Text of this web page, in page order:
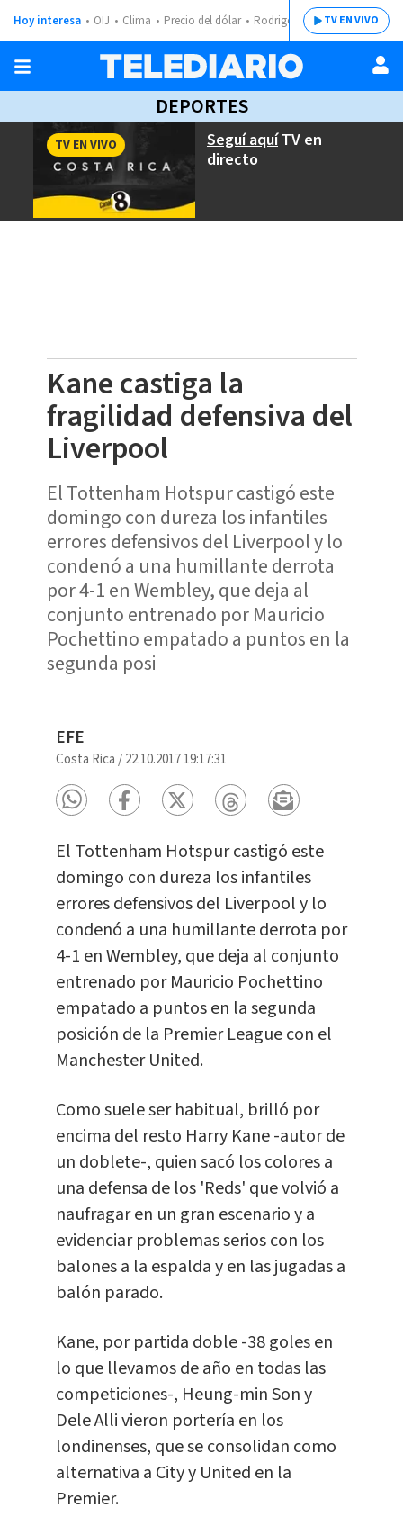
Hoy interesa OIJ Clima Precio del dólar Rodrigo ChavesTV EN VIVO
DEPORTES
Seguí aquíTV en
directo
TV EN VIVO
Kane castiga la
fragilidad defensiva del
Liverpool
El Tottenham Hotspur castigó este
domingo con dureza los infantiles
errores defensivos del Liverpool y lo
condenó a una humillante derrota
por 4-1 en Wembley, que deja al
conjunto entrenado por Mauricio
Pochettino empatado a puntos en la
segunda posi
EFE
Costa Rica /22.10.2017 19:17:31
El Tottenham Hotspur castigó este
domingo con dureza los infantiles
errores defensivos del Liverpool y lo
condenó a una humillante derrota por
4-1 en Wembley, que deja al conjunto
entrenado por Mauricio Pochettino
empatado a puntos en la segunda
posición de la Premier League con el
Manchester United.
Como suele ser habitual, brilló por
encima del resto Harry Kane -autor de
un doblete-, quien sacó los colores a
una defensa de los 'Reds' que volvió a
naufragar en un gran escenario y a
evidenciar problemas serios con los
balones a la espalda y en las jugadas a
balón parado.
Kane, por partida doble -38 goles en
lo que llevamos de año en todas las
competiciones-, Heung-min Son y
Dele Alli vieron portería en los
londinenses, que se consolidan como
alternativa a City y United en la
Premier.